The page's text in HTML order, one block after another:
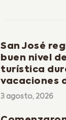
San José
buen nivel
turística
vacaciones
3 agosto, 2026